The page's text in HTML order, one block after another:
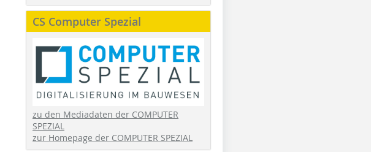
CS Computer Spezial
zu den Mediadaten der COMPUTER
SPEZIAL
zur Homepage der COMPUTER SPEZIAL